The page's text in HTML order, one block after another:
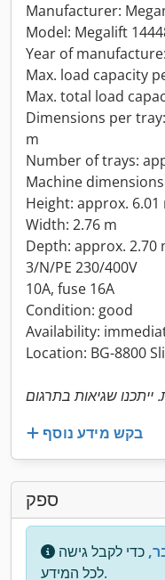
Manufacturer:
Model: Megalift
Year of
Max. load capacity
Max. total load
Dimensions per
m
Number of trays:
Machine
Height: approx. 6.01
Width: 2.76 m
Depth: approx. 2.70
3/N/PE 230/400V
10A, fuse 16A
Condition: good
Availability:
Location: BG-8800
בקש מידע נוסף
ספק
כדי לקבל גישה
לכל המידע.